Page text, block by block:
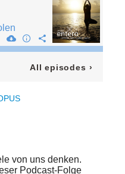
All episodes ›
von uns denken.
Podcast-Folge